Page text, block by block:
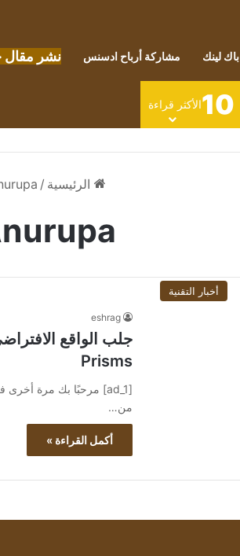
باك لينك مشاركة أرباح ادسنس نشر
10الأكثر قراءة
الرئيسية /
أخبار التقنية
eshrag
Prisms
من…
أكمل القراءة »